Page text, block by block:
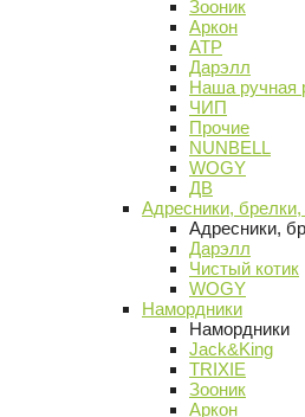
Зооник
Аркон
АТР
Дарэлл
Наша ручная
ЧИП
Прочие
NUNBELL
WOGY
ДВ
Адресники,
Адресники,
Дарэлл
Чистый котик
WOGY
Намордники
Намордники
Jack&King
TRIXIE
Зооник
Аркон